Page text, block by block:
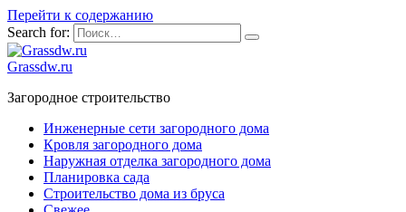
Перейти к содержанию
Search for:
Grassdw.ru
Загородное строительство
Инженерные сети загородного дома
Кровля загородного дома
Наружная отделка загородного дома
Планировка сада
Строительство дома из бруса